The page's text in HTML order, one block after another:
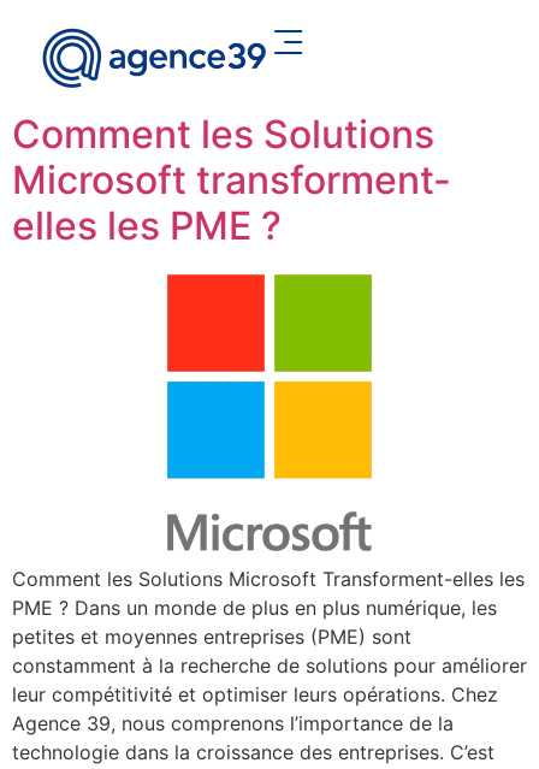
Comment les Solutions
Microsoft transforment-
elles les PME ?
Comment les Solutions Microsoft Transforment-elles les
PME ? Dans un monde de plus en plus numérique, les
petites et moyennes entreprises (PME) sont
constamment à la recherche de solutions pour améliorer
leur compétitivité et optimiser leurs opérations. Chez
Agence 39, nous comprenons l’importance de la
technologie dans la croissance des entreprises. C’est